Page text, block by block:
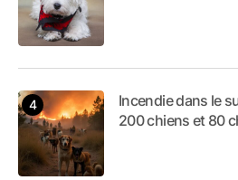
Incendie dans le
200 chiens et 80